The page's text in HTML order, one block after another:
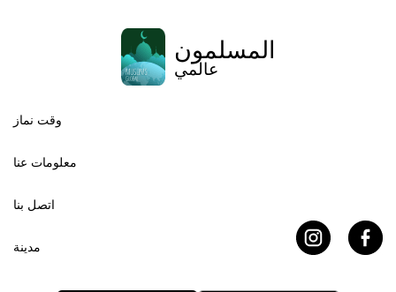
المسلمون
عالمي
وقت نماز
معلومات عنا
اتصل بنا
مدينة